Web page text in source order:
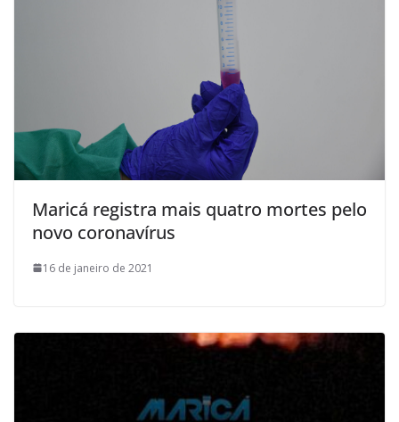
Maricá registra mais quatro mortes pelo
novo coronavírus
16 de janeiro de 2021